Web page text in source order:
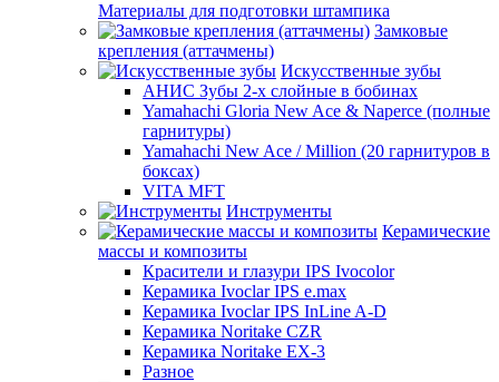
Материалы для подготовки штампика
Замковые
крепления (аттачмены)
Искусственные зубы
АНИС Зубы 2-х слойные в бобинах
Yamahachi Gloria New Ace & Naperce (полные
гарнитуры)
Yamahachi New Ace / Million (20 гарнитуров в
боксах)
VITA MFT
Инструменты
Керамические
массы и композиты
Красители и глазури IPS Ivocolor
Керамика Ivoclar IPS e.max
Керамика Ivoclar IPS InLine A-D
Керамика Noritake CZR
Керамика Noritake EX-3
Разное